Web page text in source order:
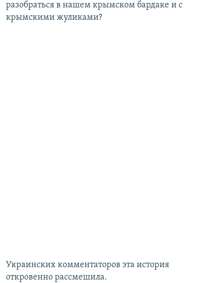
разобраться в нашем крымском бардаке и с
крымскими жуликами?
Украинских комментаторов эта история
откровенно рассмешила.